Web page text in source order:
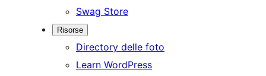
Swag Store
Risorse
Directory delle foto
Learn WordPress